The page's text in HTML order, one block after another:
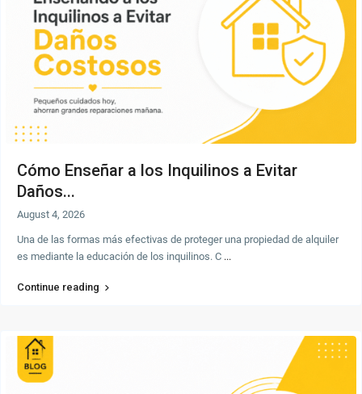
Cómo Enseñar a los Inquilinos a Evitar
Daños...
August 4, 2026
Una de las formas más efectivas de proteger una propiedad de alquiler
es mediante la educación de los inquilinos. C ...
Continue reading